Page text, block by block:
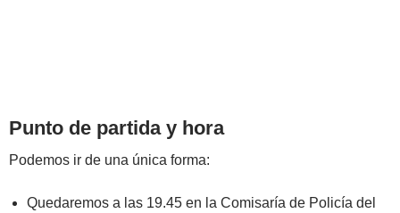
Punto de partida y hora
Podemos ir de una única forma:
Quedaremos a las 19.45 en la Comisaría de Policía del